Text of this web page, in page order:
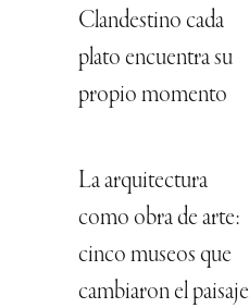
Clandestino cada
plato encuentra su
propio momento
La arquitectura
como obra de arte:
cinco museos que
cambiaron el paisaje